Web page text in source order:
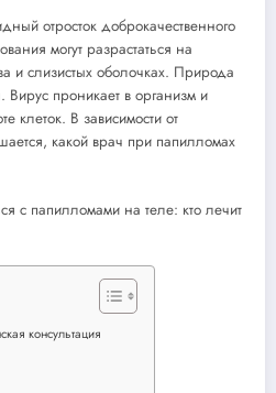
отросток доброкачественного
могут разрастаться на
и слизистых оболочках. Природа
проникает в организм и
клеток. В зависимости от
какой врач при папилломах
консультация